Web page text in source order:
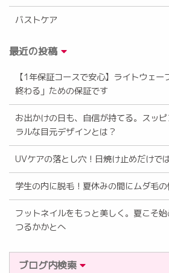
バストケア
最近の投稿
【1年保証コースで安心】ライトウェ
終わる」ための保証です
お出かけの日も、自信が持てる。スッ
ラルな目元デザインとは？
UVケアの落とし穴！日焼け止めだけで
学生の内に脱毛！夏休みの間にムダ毛
フットネイルをもっと美しく。夏こそ
つるかかとへ
ブログ内検索